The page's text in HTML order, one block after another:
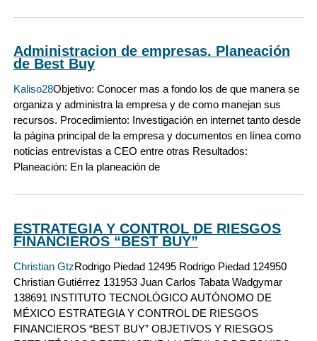
Administracion de empresas. Planeación
de Best Buy
Kaliso28Objetivo: Conocer mas a fondo los de que manera se
organiza y administra la empresa y de como manejan sus
recursos. Procedimiento: Investigación en internet tanto desde
la página principal de la empresa y documentos en línea como
noticias entrevistas a CEO entre otras Resultados:
Planeación: En la planeación de
ESTRATEGIA Y CONTROL DE RIESGOS
FINANCIEROS “BEST BUY”
Christian GtzRodrigo Piedad 12495 Rodrigo Piedad 124950
Christian Gutiérrez 131953 Juan Carlos Tabata Wadgymar
138691 INSTITUTO TECNOLÓGICO AUTÓNOMO DE
MÉXICO ESTRATEGIA Y CONTROL DE RIESGOS
FINANCIEROS “BEST BUY” OBJETIVOS Y RIESGOS